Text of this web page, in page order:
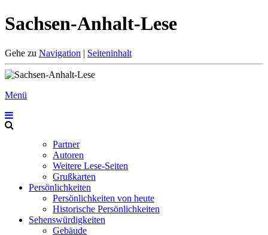
Sachsen-Anhalt-Lese
Gehe zu Navigation | Seiteninhalt
Menü
Partner
Autoren
Weitere Lese-Seiten
Grußkarten
Persönlichkeiten
Persönlichkeiten von heute
Historische Persönlichkeiten
Sehenswürdigkeiten
Gebäude